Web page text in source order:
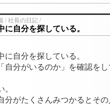
/ 社長の日記 /
に自分を探している。
に自分を探している。
自分がいるのか」を確認を
分がたくさんみつかるとそ